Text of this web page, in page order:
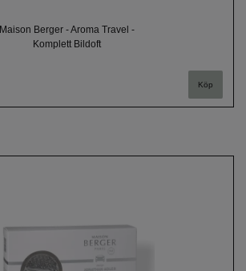
Maison Berger - Aroma Travel -
Komplett Bildoft